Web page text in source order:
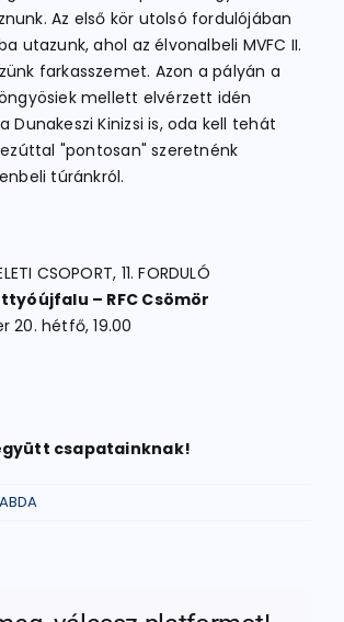
Az első kör utolsó fordulójában
utazunk, ahol az élvonalbeli MVFC II.
farkasszemet. Azon a pályán a
mellett elvérzett idén
Dunakeszi Kinizsi is, oda kell tehát
"pontosan" szeretnénk
túránkról.
CSOPORT, 11. FORDULÓ
– RFC Csömör
20. hétfő, 19.00
csapatainknak!